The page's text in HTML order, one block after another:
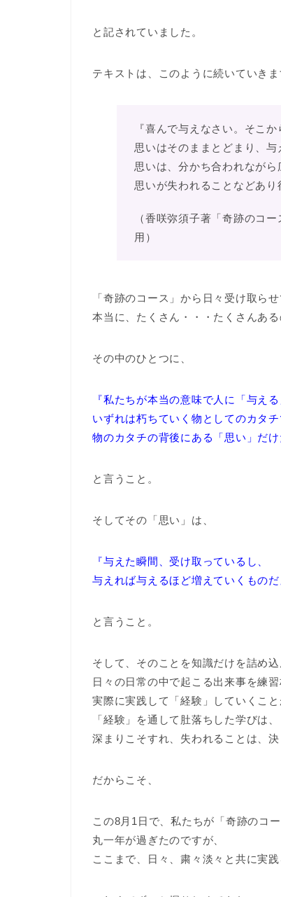
と記されていました。
テキストは、このように続いていきま
『喜んで与えなさい。そこ
思いはそのままとどまり、与
思いは、分かち合われながら
思いが失われることなどあり
（香咲弥須子著「奇跡のコ
用）
「奇跡のコース」から日々受け取ら
本当に、たくさん・・・たくさんある
その中のひとつに、
『私たちが本当の意味で人に「与え
いずれは朽ちていく物としてのカタチ
物のカタチの背後にある「思い」だけ
と言うこと。
そしてその「思い」は、
『与えた瞬間、受け取っているし、
与えれば与えるほど増えていくものだ
と言うこと。
そして、そのことを知識だけを詰め
日々の日常の中で起こる出来事を練習
実際に実践して「経験」していくこ
「経験」を通して肚落ちした学びは、
深まりこそすれ、失われることは、決
だからこそ、
この8月1日で、私たちが「奇跡のコ
丸一年が過ぎたのですが、
ここまで、日々、粛々淡々と共に実